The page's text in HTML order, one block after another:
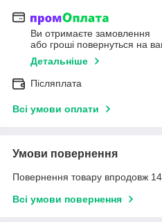
Ви отримаєте замовлення
або гроші повернуться на
Детальніше
Післяплата
Всі умови оплати
Умови повернення
Повернення товару впродовж 14
Всі умови повернення